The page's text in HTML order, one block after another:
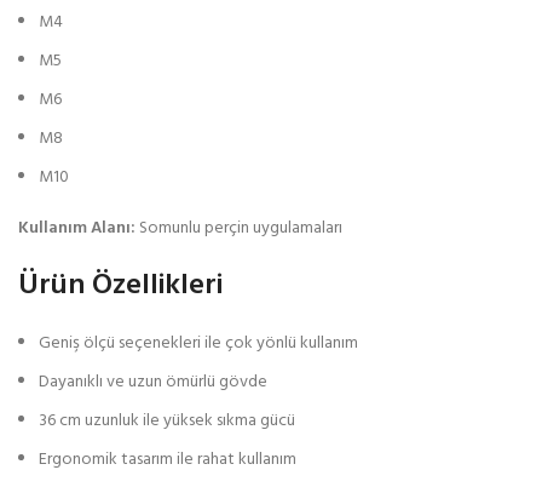
M4
M5
M6
M8
M10
Kullanım Alanı: Somunlu perçin uygulamaları
Ürün Özellikleri
Geniş ölçü seçenekleri ile çok yönlü kullanım
Dayanıklı ve uzun ömürlü gövde
36 cm uzunluk ile yüksek sıkma gücü
Ergonomik tasarım ile rahat kullanım